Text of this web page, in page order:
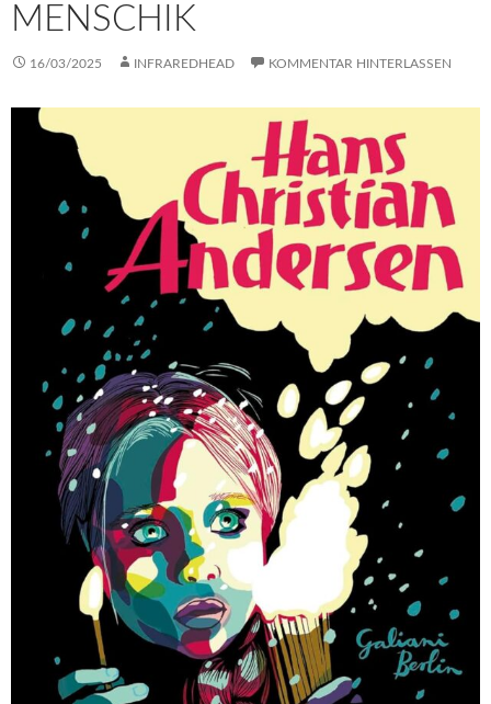
MENSCHIK
16/03/2025 INFRAREDHEAD KOMMENTAR HINTERLASSEN